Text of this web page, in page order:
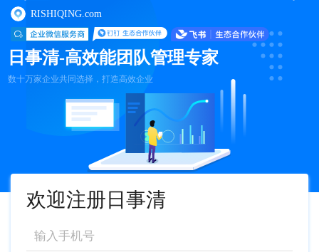
RISHIQING.com
日事清-高效能团队管理专家
数十万家企业共同选择，打造高效企业
欢迎注册日事清